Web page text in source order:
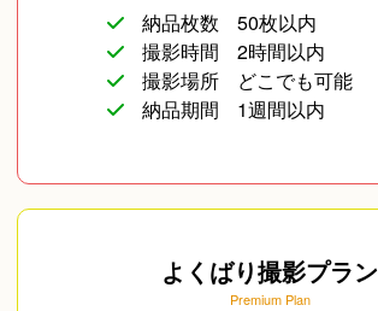
納品枚数
50枚以内
撮影時間
2時間以内
撮影場所
どこでも可能
納品期間
1週間以内
よくばり撮影プラン
Premium Plan